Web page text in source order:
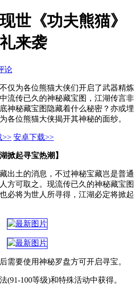
世《功夫熊猫》
来袭
论
仅为各位熊猫大侠们开启了武器精炼
流传已久的神秘藏宝图，江湖传言非
神秘藏宝图隐藏着什么秘密？亦或埋
各位熊猫大侠揭开其神秘的面纱。
>> 安卓下载>>
掀起寻宝热潮】
出土的消息，不过神秘宝藏岂是普通
方可取之。现流传已久的神秘藏宝图
必将为世人所寻得，江湖必定将掀起
需要使用神秘罗盘方可开启寻宝。
(91-100等级)和特殊活动中获得。